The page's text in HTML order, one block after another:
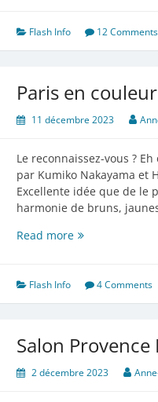
Hongrie
Flash Info 12 Comments
Paris en couleur
11 décembre 2023
Le reconnaissez-vous ?
par Kumiko Nakayama et
Excellente idée que de le
harmonie de bruns,
Read moreParis
Flash Info 4 Comments
Salon Provence
2 décembre 2023